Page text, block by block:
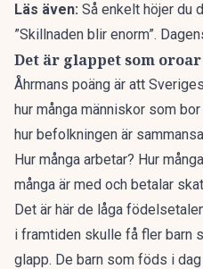
Läs även: Så enkelt höjer du
”Skillnaden blir enorm”.
Det är glappet som oroar
Åhrmans poäng är att
hur många människor som
hur befolkningen är
Hur många arbetar? Hur
många är med och betalar
Det är här de låga
i framtiden skulle få fler barn
glapp. De barn som föds i